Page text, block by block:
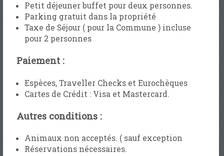
Petit déjeuner buffet pour deux personnes.
Parking gratuit dans la propriété
Taxe de Séjour ( pour la Commune ) incluse
pour 2 personnes
Paiement :
Espèces, Traveller Checks et Eurochèques
Cartes de Crédit : Visa et Mastercard.
Autres conditions :
Animaux non acceptés. ( sauf exception
Réservations nécessaires.